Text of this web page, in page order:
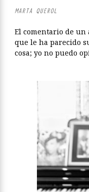
MARTA QUEROL
El comentario de un
que le ha parecido
cosa; yo no puedo